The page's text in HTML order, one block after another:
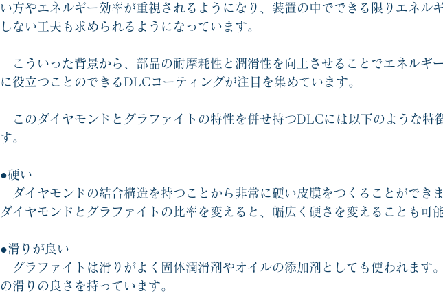
い方やエネルギー効率が重視されるようになり、装置の中でできる限りエネル
しない工夫も求められるようになっています。
こういった背景から、部品の耐摩耗性と潤滑性を向上させることでエネルギ
に役立つことのできるDLCコーティングが注目を集めています。
このダイヤモンドとグラファイトの特性を併せ持つDLCには以下のような特
す。
●硬い
ダイヤモンドの結合構造を持つことから非常に硬い皮膜をつくることができま
ダイヤモンドとグラファイトの比率を変えると、幅広く硬さを変えることも可能
●滑りが良い
グラファイトは滑りがよく固体潤滑剤やオイルの添加剤としても使われます
の滑りの良さを持っています。